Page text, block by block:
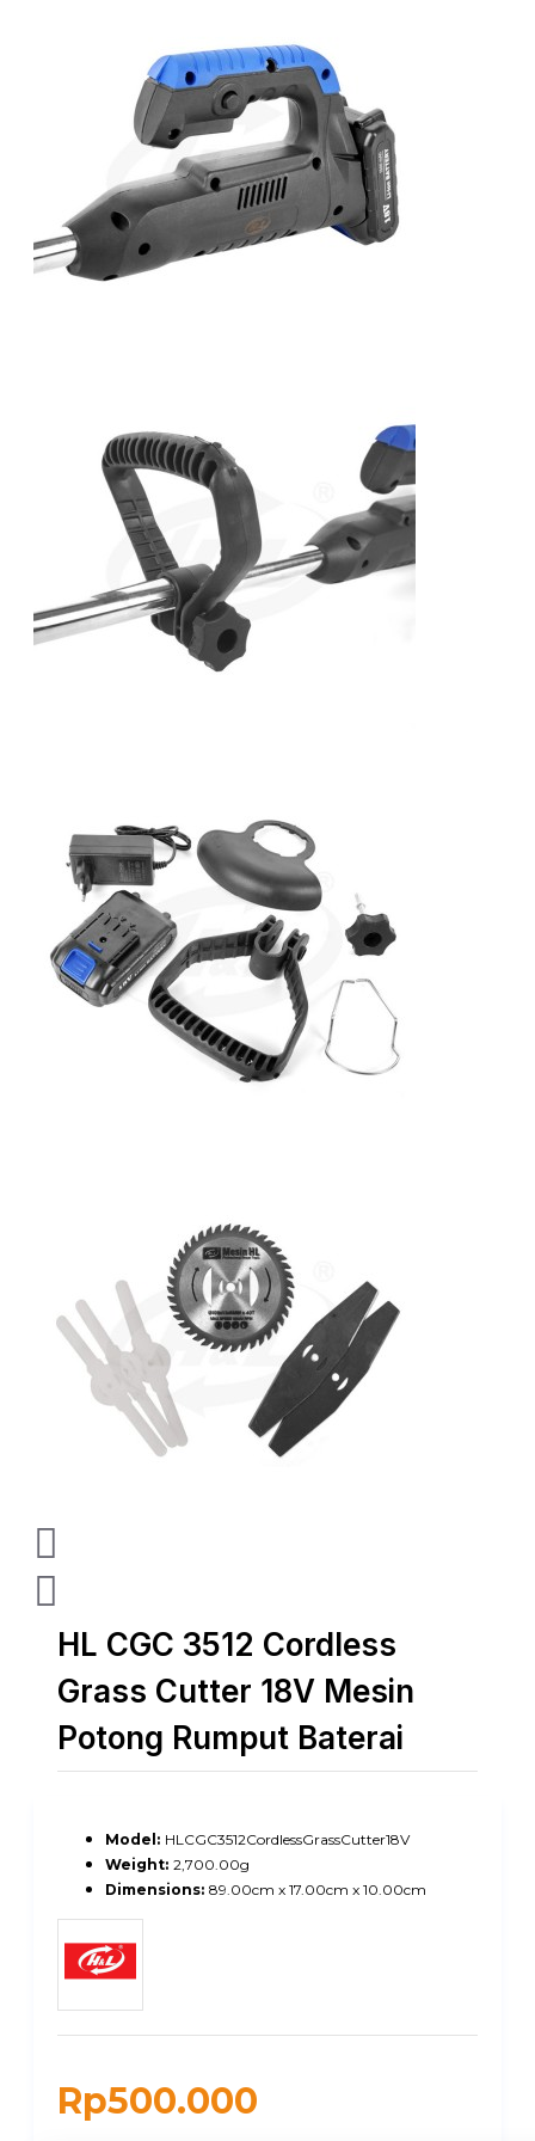
HL CGC 3512 Cordless
Grass Cutter 18V Mesin
Potong Rumput Baterai
Rp500.000
Model: HLCGC3512CordlessGrassCutter18V
Weight: 2,700.00g
Dimensions: 89.00cm x 17.00cm x 10.00cm